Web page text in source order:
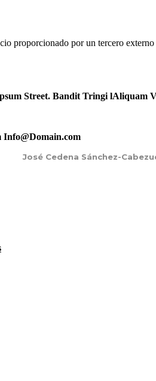
proporcionado por un tercero
Street. Bandit Tringi lAliquam
Info@Domain.com
José Cedena Sánchez-